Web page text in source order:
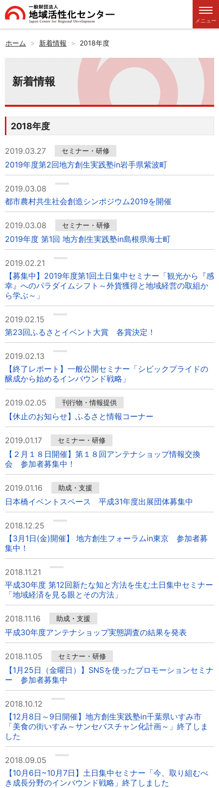
メニュー
ホーム 新着情報 2018年度
新着情報
2018年度
2019.03.27 セミナー・研修
2019年度第2回地方創生実践塾in岩手県紫波町
2019.03.08
都市農村共生社会創造シンポジウム2019を開催
2019.03.08 セミナー・研修
2019年度 第1回 地方創生実践塾in島根県海士町
2019.02.21
【募集中】2019年度第1回土日集中セミナー「観光から『感
幸』へのパラダイムシフト～外貨獲得と地域経営の取組か
ら学ぶ～」
2019.02.15
第23回ふるさとイベント大賞 各賞決定！
2019.02.13
【終了レポート】一般公開セミナー「シビックプライドの
醸成から始めるインバウンド戦略」
2019.02.05 刊行物・情報提供
【休止のお知らせ】ふるさと情報コーナー
2019.01.17 セミナー・研修
【２月１８日開催】第１８回アンテナショップ情報交換
会 参加者募集中！
2019.01.16 助成・支援
日本橋イベントスペース 平成31年度出展団体募集中
2018.12.25
【3月1日(金)開催】 地方創生フォーラムin東京 参加者募
集中！
2018.11.21
平成30年度 第12回新たな知と方法を生む土日集中セミナー
「地域経済を見る眼とその方法」
2018.11.16 助成・支援
平成30年度アンテナショップ実態調査の結果を発表
2018.11.05 セミナー・研修
【1月25日（金曜日）】SNSを使ったプロモーションセミナ
ー 参加者募集中
2018.10.12
【12月8日～9日開催】地方創生実践塾in千葉県いすみ市
「美食の街いすみ～サンセバスチャン化計画～」終了しま
した
2018.09.05
【10月6日~10月7日】土日集中セミナー「今、取り組むべ
き成長分野のインバウンド戦略」終了しました